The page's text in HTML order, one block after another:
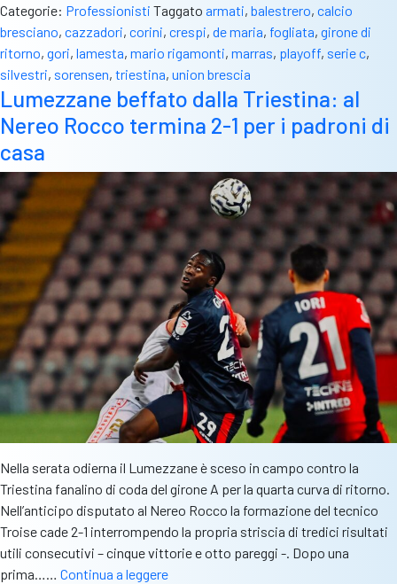
per
l’Union
Brescia,
al
Rigamonti
termina
contro
la
Triestina
Categorie: Professionisti Taggato armati, balestrero, calcio
bresciano, cazzadori, corini, crespi, de maria, fogliata, girone di
ritorno, gori, lamesta, mario rigamonti, marras, playoff, serie c,
silvestri, sorensen, triestina, union brescia
Lumezzane beffato dalla Triestina: al
Nereo Rocco termina 2-1 per i padroni di
casa
Nella serata odierna il Lumezzane è sceso in campo contro la
Triestina fanalino di coda del girone A per la quarta curva di ritorno.
Nell’anticipo disputato al Nereo Rocco la formazione del tecnico
Troise cade 2-1 interrompendo la propria striscia di tredici risultati
utili consecutivi – cinque vittorie e otto pareggi -. Dopo una
prima…… Continua a leggereLumezzane